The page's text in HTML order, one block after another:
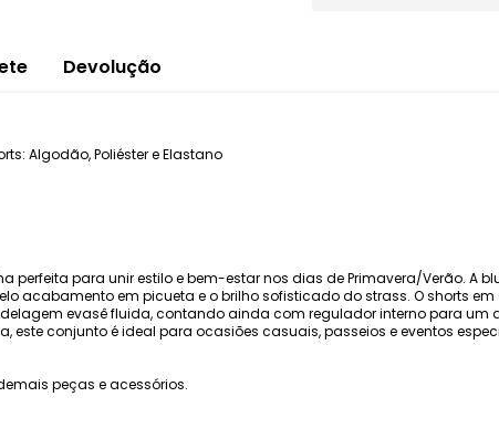
Devolução
Algodão, Poliéster e Elastano
perfeita para unir estilo e bem-estar nos dias de Primavera/Verão. A
acabamento em picueta e o brilho sofisticado do strass. O shorts
evasê fluida, contando ainda com regulador interno para um
este conjunto é ideal para ocasiões casuais, passeios e eventos
peças e acessórios.